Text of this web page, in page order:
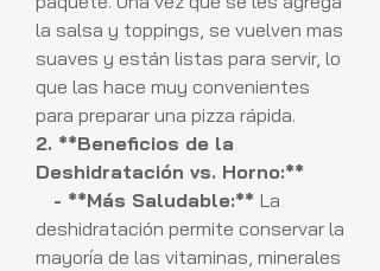
la salsa y toppings, se vuelven mas
suaves y están listas para servir, lo
que las hace muy convenientes
para preparar una pizza rápida.
2. **Beneficios de la
Deshidratación vs. Horno:**
- **Más Saludable:** La
deshidratación permite conservar la
mayoría de las vitaminas, minerales